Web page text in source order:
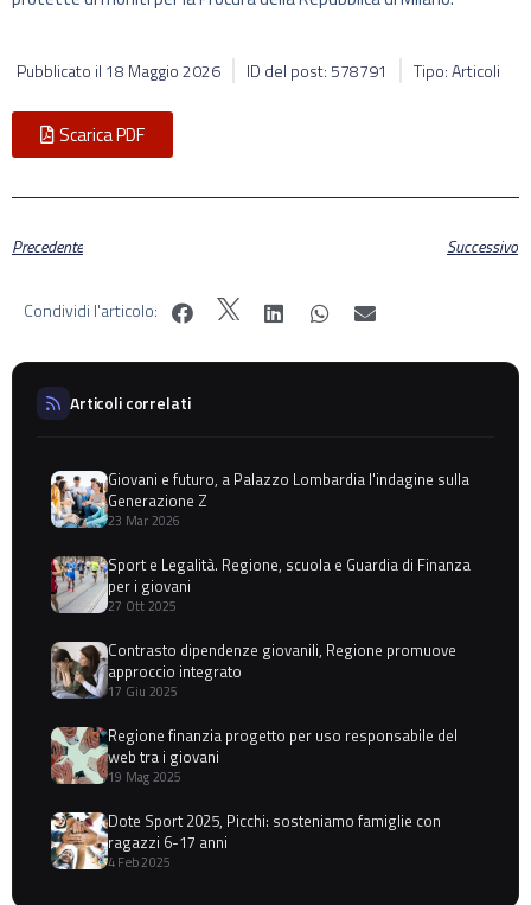
Pubblicato il 18 Maggio 2026 ID del post: 578791 Tipo: Articoli
Scarica PDF
Precedente Successivo
Condividi l'articolo:
Articoli correlati
Giovani e futuro, a Palazzo Lombardia l'indagine sulla
Generazione Z
23 Mar 2026
Sport e Legalità. Regione, scuola e Guardia di Finanza
per i giovani
27 Ott 2025
Contrasto dipendenze giovanili, Regione promuove
approccio integrato
17 Giu 2025
Regione finanzia progetto per uso responsabile del
web tra i giovani
19 Mag 2025
Dote Sport 2025, Picchi: sosteniamo famiglie con
ragazzi 6-17 anni
4 Feb 2025